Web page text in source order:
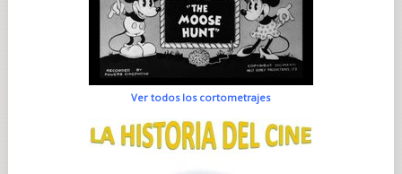
Ver todos los cortometrajes